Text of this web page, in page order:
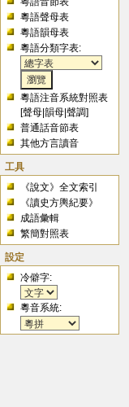
粵語聲母表
粵語韻母表
粵語分類字表:
粵語注音系統對照表
[聲母 |韻母 |聲調]
普通話音節表
其他方言讀音
工具
《說文》全文索引
《讀史方輿紀要》
成語彙輯
繁簡對照表
設定
冷僻字:
粵音系統: